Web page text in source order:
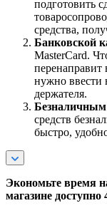
подготовить
средства,
Банковской
MasterCard.
перенаправит
нужно ввести
держателя.
Безналичным
средств
быстро,
Экономьте время
магазине доступно